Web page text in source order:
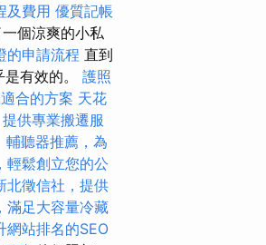
及費用 優質記帳
個涼爽的小私
的申請流程 直到
有效的。 護照
合的方案 天花
供專業搬遷服
輔聽器推薦，為
輕鬆創立您的公
北徵信社，提供
滿足大容量冷藏
網站排名的SEO